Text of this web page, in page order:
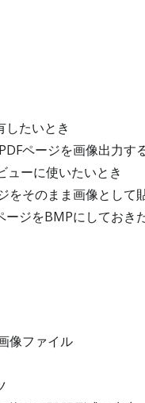
したいとき
ページを画像出力す
ューに使いたいとき
をそのまま画像として
ージをBMPにしておき
像ファイル